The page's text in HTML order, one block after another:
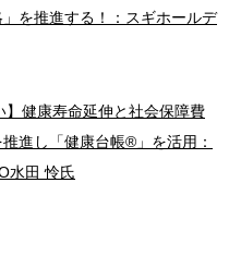
を推進する！：スギホールデ
健康寿命延伸と社会保障費
進し「健康台帳®」を活用：
水田 怜氏